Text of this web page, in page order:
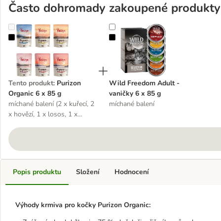
Často dohromady zakoupené produkty
Purizon Organic 6 x 85 g
Tento produkt: Purizon
Organic 6 x 85 g
míchané balení (2 x kuřecí, 2
x hovězí, 1 x losos, 1 x
Wild Freedom Adult - vaničky 6 x
Wild Freedom Adult -
vaničky 6 x 85 g
míchané balení
Popis produktu
Výhody krmiva pro kočky Purizon Organic:
Složení Hodnocení